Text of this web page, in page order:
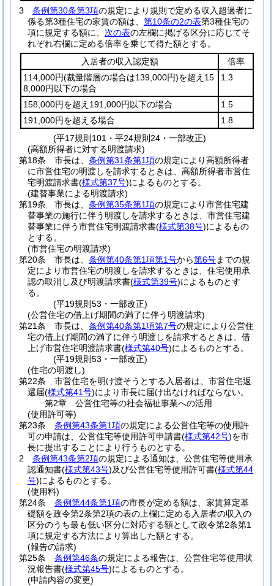
3
条例第30条第3項の規定により規則で定める収入超過者に
係る第3種住宅の家賃の額は、 第10条の2の表第3種住宅の
項に規定する額に、 次の表の左欄に掲げる区分に応じてそ
れぞれ右欄に定める倍率を乗じて得た額とする。
入居者の収入認定額
倍率
114,000円(裁量階層の場合は139,000円)を超え15
8,000円以下の場合
1.3
158,000円を超え191,000円以下の場合
1.5
191,000円を超える場合
1.8
(平17規則101・平24規則24・一部改正)
(高額所得者に対する明渡請求)
第18条
市長は、 条例第31条第1項の規定により高額所得者
に市営住宅の明渡しを請求するときは、高額所得者市営住
宅明渡請求書(様式第37号)によるものとする。
(建替事業による明渡請求)
第19条
市長は、 条例第35条第1項の規定により市営住宅建
替事業の施行に伴う明渡しを請求するときは、市営住宅建
替事業に伴う市営住宅明渡請求書(様式第38号)によるもの
とする。
(市営住宅の明渡請求)
第20条
市長は、 条例第40条第1項第1号から第6号までの規
定により市営住宅の明渡しを請求するときは、住宅使用承
認の取消し及び明渡請求書(様式第39号)によるものとす
る。
(平19規則53・一部改正)
(公営住宅の借上げ期間の満了に伴う明渡請求)
第21条
市長は、 条例第40条第1項第7号の規定により公営住
宅の借上げ期間の満了に伴う明渡しを請求するときは、借
上げ市営住宅明渡請求書(様式第40号)によるものとする。
(平19規則53・一部改正)
(住宅の明渡し)
第22条
市営住宅を明け渡そうとする入居者は、市営住宅返
還届(様式第41号)により市長に届け出なければならない。
第2章
公営住宅等の社会福祉事業への活用
(使用許可等)
第23条
条例第43条第1項の規定による公営住宅等の使用許
可の申請は、公営住宅等使用許可申請書(様式第42号)を市
長に提出することにより行うものとする。
2
条例第43条第2項の規定による通知は、公営住宅等使用承
認通知書(様式第43号)及び公営住宅等使用許可書(様式第44
号)によるものとする。
(使用料)
第24条
条例第44条第1項の市長が定める額は、家賃算定基
礎額を政令第2条第2項の表の上欄に定める入居者の収入の
区分のうち最も低い区分に対応する額として政令第2条第1
項に規定する方法により算出した額とする。
(報告の請求)
第25条
条例第46条の規定による報告は、公営住宅等使用状
況報告書(様式第45号)によるものとする。
(申請内容の変更)